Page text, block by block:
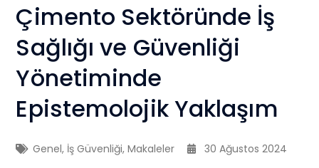
Çimento Sektöründe İş
Sağlığı ve Güvenliği
Yönetiminde
Epistemolojik Yaklaşım
Genel, İş Güvenliği,Makaleler 30 Ağustos 2024